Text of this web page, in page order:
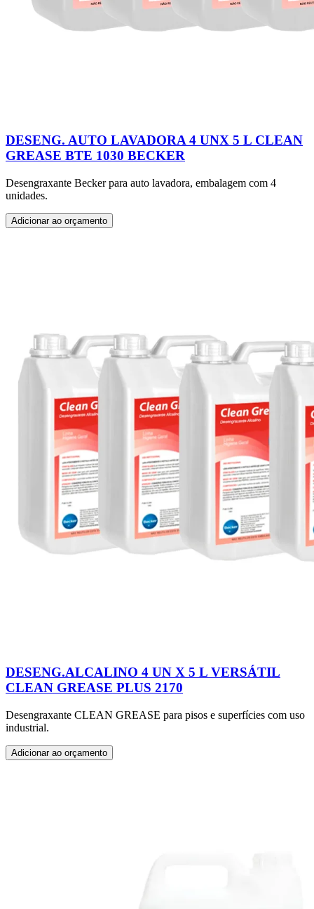
DESENG. AUTO LAVADORA 4 UNX 5 L CLEAN
GREASE BTE 1030 BECKER
Desengraxante Becker para auto lavadora, embalagem com 4
unidades.
Adicionar ao orçamento
DESENG.ALCALINO 4 UN X 5 L VERSÁTIL
CLEAN GREASE PLUS 2170
Desengraxante CLEAN GREASE para pisos e superfícies com uso
industrial.
Adicionar ao orçamento